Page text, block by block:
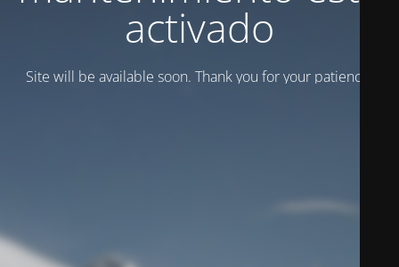
activado
Site will be available soon. Thank you for your patience!